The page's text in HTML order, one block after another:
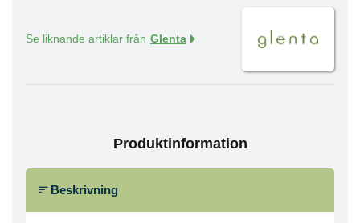
Se liknande artiklar från Glenta
Produktinformation
Beskrivning